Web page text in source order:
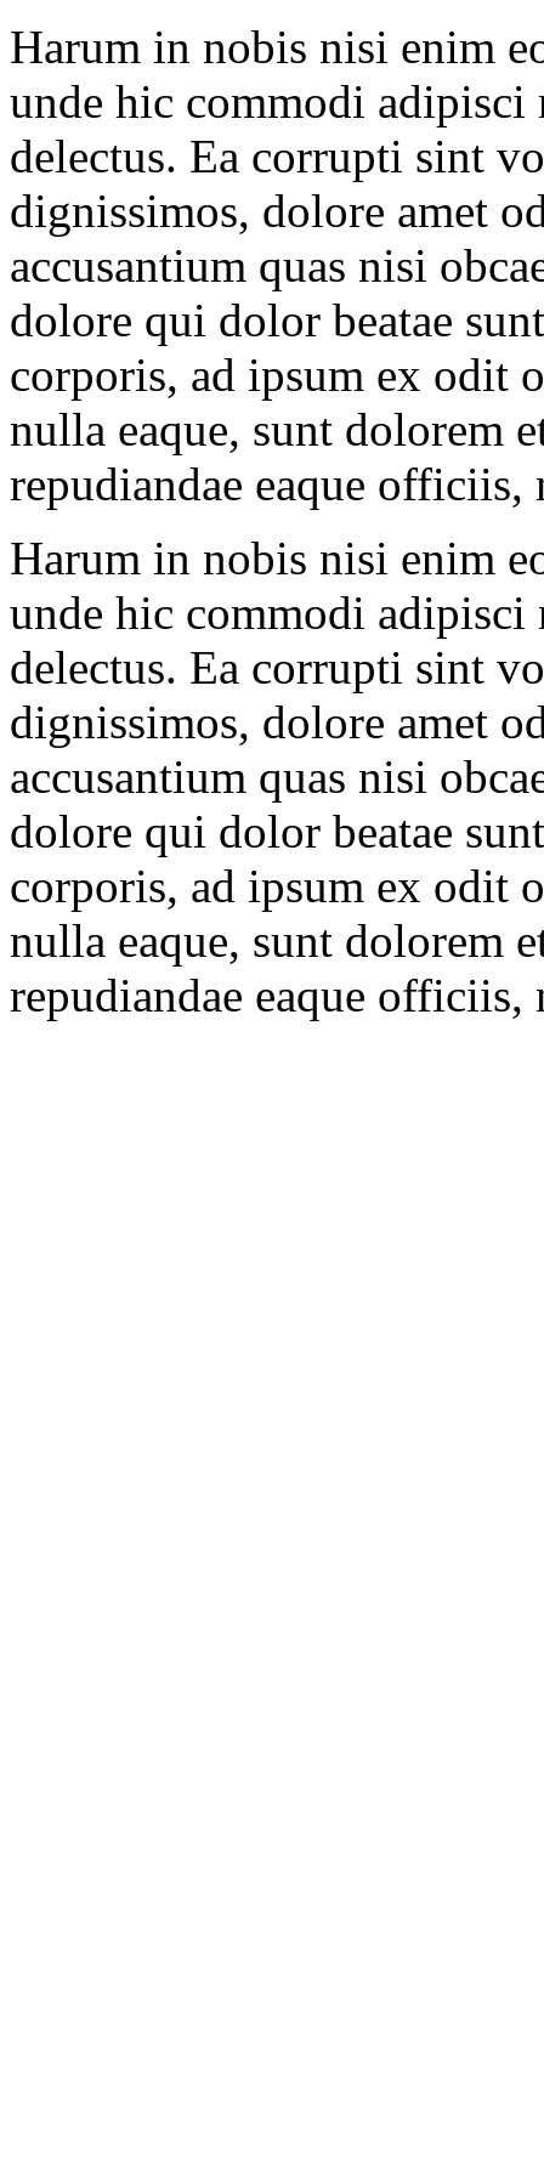
Harum in nobis nisi enim
unde hic commodi adipisci
delectus. Ea corrupti sint
dignissimos, dolore amet
accusantium quas nisi
dolore qui dolor beatae
corporis, ad ipsum ex odit
nulla eaque, sunt dolorem
repudiandae eaque
Harum in nobis nisi enim
unde hic commodi adipisci
delectus. Ea corrupti sint
dignissimos, dolore amet
accusantium quas nisi
dolore qui dolor beatae
corporis, ad ipsum ex odit
nulla eaque, sunt dolorem
repudiandae eaque